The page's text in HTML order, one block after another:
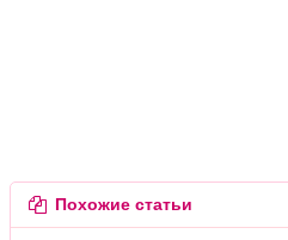
Похожие статьи